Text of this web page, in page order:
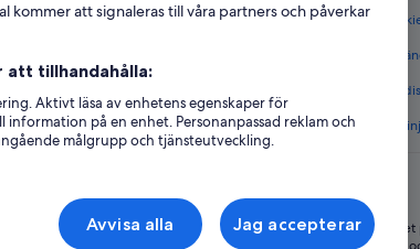
Inrikesflyg
Expedia, Inc ansvarar inte för
kommer att signaleras till våra partners och påverkar
att tillhandahålla:
Aktivt läsa av enhetens egenskaper för
på en enhet. Personanpassad reklam och
målgrupp och tjänsteutveckling.
Avvisa alla Jag accepterar